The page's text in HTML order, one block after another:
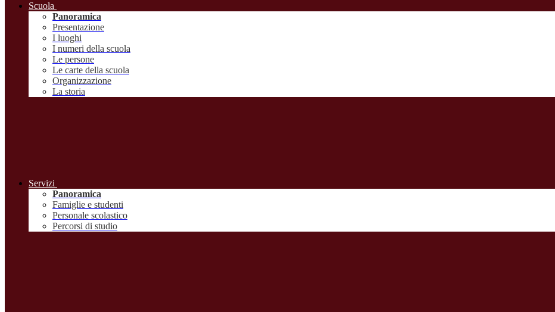
Scuola
Panoramica
Presentazione
I luoghi
I numeri della scuola
Le persone
Le carte della scuola
Organizzazione
La storia
Servizi
Panoramica
Famiglie e studenti
Personale scolastico
Percorsi di studio